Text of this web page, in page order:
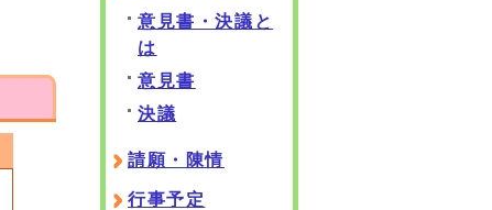
意見書・決議と
は
意見書
決議
請願・陳情
行事予定